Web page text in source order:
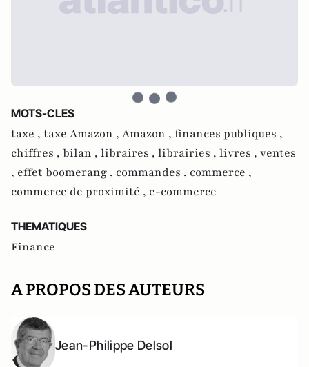
MOTS-CLES
taxe , taxe Amazon , Amazon , finances publiques ,
chiffres , bilan , libraires , librairies , livres , ventes
, effet boomerang , commandes , commerce ,
commerce de proximité , e-commerce
THEMATIQUES
Finance
A PROPOS DES AUTEURS
Jean-Philippe Delsol